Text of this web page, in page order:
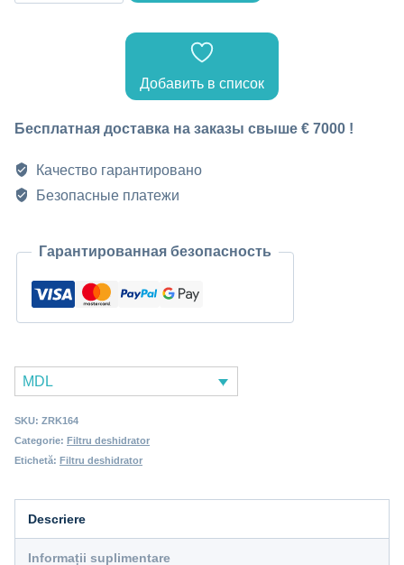
Добавить в список
Бесплатная доставка на заказы свыше € 7000 !
Качество гарантировано
Безопасные платежи
Гарантированная безопасность
MDL
SKU: ZRK164
Categorie: Filtru deshidrator
Etichetă: Filtru deshidrator
Descriere
Informații suplimentare